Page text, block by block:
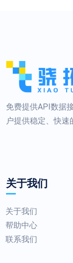
免费提供API数据
户提供稳定、快速
关于我们
关于我们
帮助中心
联系我们